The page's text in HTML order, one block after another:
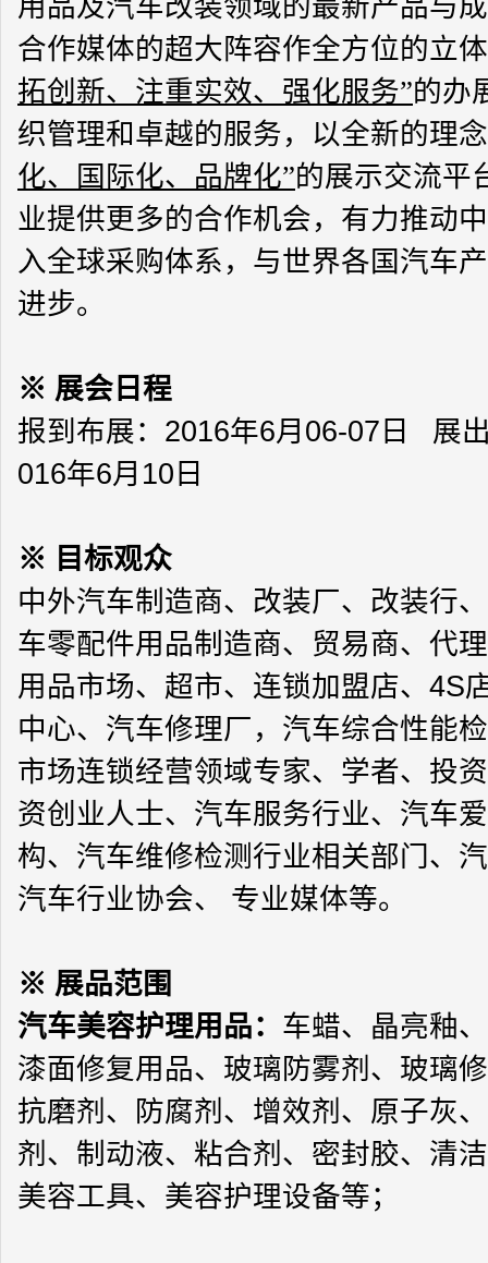
合作媒体的超大阵容作全方位的立
拓创新、注重实效、强化服务”的办
织管理和卓越的服务，以全新的理
化、国际化、品牌化”的展示交流平
业提供更多的合作机会，有力推动
入全球采购体系，与世界各国汽车
进步。
※ 展会日程
报到布展： 2016年6月 06-07 日 展
016年6月 10 日
※ 目标观众
中外汽车制造商、改装厂、改装行
车零配件用品制造商、贸易商、代
用品市场、超市、连锁加盟店、 4S
中心、汽车修理厂，汽车综合性能
市场连锁经营领域专家、学者、投
资创业人士、汽车服务行业、汽车
构、汽车维修检测行业相关部门、
汽车行业协会、 专业媒体等。
※ 展品范围
汽车美容护理用品： 车蜡、晶亮釉
漆面修复用品、玻璃防雾剂、玻璃
抗磨剂、防腐剂、增效剂、原子灰
剂、制动液、粘合剂、密封胶、清
美容工具、美容护理设备等；